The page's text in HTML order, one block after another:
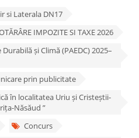
si Laterala DN17
IMPOZITE SI TAXE 2026
și Climă (PAEDC) 2025–
prin publicitate
în localitatea Uriu și Cristeștii-
Năsăud ”
Concurs